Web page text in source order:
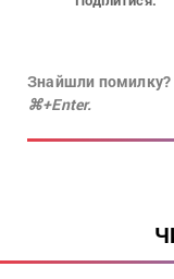
Знайшли помилку?
⌘+Enter.